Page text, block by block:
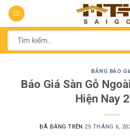
Chuyển
đến
nộiTìm
kiếm:
BẢNG BÁO
Báo Giá Sàn Gỗ
Hiện Nay
ĐÃ ĐĂNG TRÊN 25 THÁNG 6,